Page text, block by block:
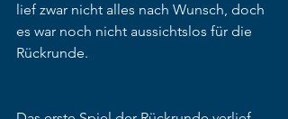
lief zwar nicht alles nach Wunsch, doch
es war noch nicht aussichtslos für die
Rückrunde.